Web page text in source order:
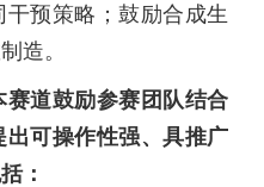
预策略；鼓励合成生
造。
赛道鼓励参赛团队结合
可操作性强、具推广
：